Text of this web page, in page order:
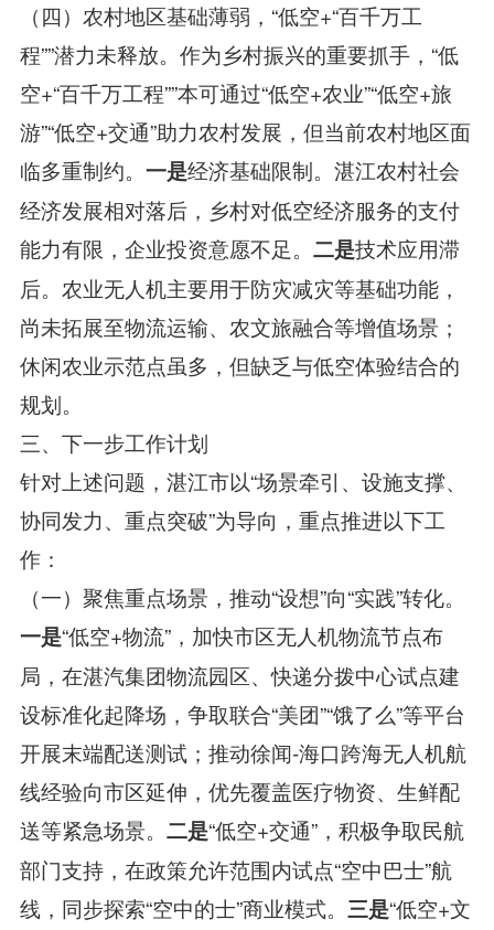
（四）农村地区基础薄弱，“低空+“百千万工
程””潜力未释放。作为乡村振兴的重要抓手，“低
空+“百千万工程””本可通过“低空+农业”“低空+旅
游”“低空+交通”助力农村发展，但当前农村地区面
临多重制约。 一是经济基础限制。湛江农村社会
经济发展相对落后，乡村对低空经济服务的支付
能力有限，企业投资意愿不足。 二是技术应用滞
后。农业无人机主要用于防灾减灾等基础功能，
尚未拓展至物流运输、农文旅融合等增值场景；
休闲农业示范点虽多，但缺乏与低空体验结合的
规划。
三、下一步工作计划
针对上述问题，湛江市以“场景牵引、设施支撑、
协同发力、重点突破”为导向，重点推进以下工
作：
（一）聚焦重点场景，推动“设想”向“实践”转化。
一是“低空+物流”，加快市区无人机物流节点布
局，在湛汽集团物流园区、快递分拨中心试点建
设标准化起降场，争取联合“美团”“饿了么”等平台
开展末端配送测试；推动徐闻-海口跨海无人机航
线经验向市区延伸，优先覆盖医疗物资、生鲜配
送等紧急场景。 二是“低空+交通”，积极争取民航
部门支持，在政策允许范围内试点“空中巴士”航
线，同步探索“空中的士”商业模式。 三是“低空+文